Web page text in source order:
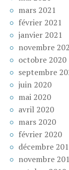
mars 2021
février 2021
janvier 2021
novembre
octobre 2020
septembre
juin 2020
mai 2020
avril 2020
mars 2020
février 2020
décembre
novembre